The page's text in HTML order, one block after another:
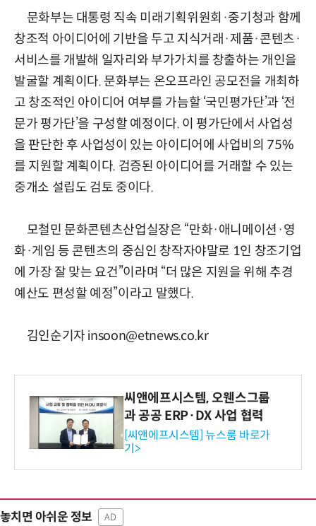
문화부는 대통령 직속 미래기획위원회·중기청과 함께
창조적 아이디어에 기반을 두고 지식거래·제품·콘텐츠·
서비스를 개발해 일자리와 부가가치를 창출하는 개인을
발굴할 계획이다. 문화부는 온오프라인 공모전을 개최하
고 창조적인 아이디어 여부를 가늠할 ‘국민평가단’과 ‘전
문가 평가단’을 구성할 예정이다. 이 평가단에서 사업성
을 판단한 후 사업성이 있는 아이디어에 사업비의 75%
를 지원할 계획이다. 검증된 아이디어를 거래할 수 있는
중개소 설립도 검토 중이다.
모철민 문화콘텐츠산업실장은 “만화·애니메이션·영
화·게임 등 콘텐츠의 중심인 창작자야말로 1인 창조기업
에 가장 잘 맞는 요건”이라며 “더 많은 지원을 위해 추경
예산도 편성할 예정”이라고 말했다.
김인순기자 insoon@etnews.co.kr
씨앤에프시스템, 오웬스그룹
과 공공 ERP·DX 사업 협력
[씨앤에프시스템] 뉴스룸 바로가
기>
놓치면 아쉬운 정보 AD